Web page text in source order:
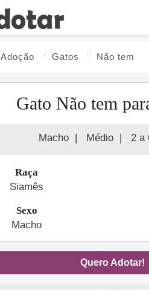
Adoção Gatos Não tem
Gato Não tem
Macho | Médio | 2 a
Raça
Siamês
Sexo
Macho
Quero Adotar!